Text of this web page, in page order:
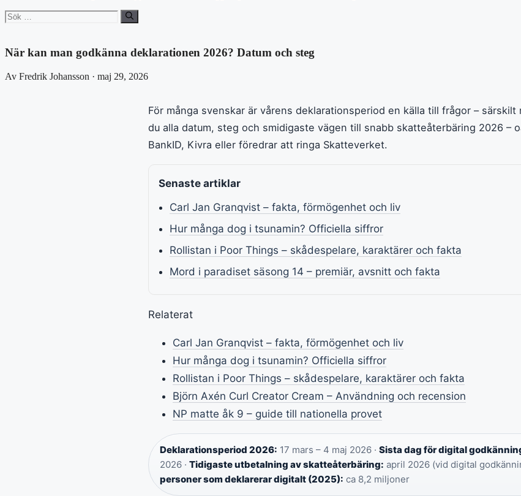
Sök
efter:
När kan man godkänna deklarationen 2026? Datum och steg
Av Fredrik Johansson · maj 29, 2026
För många svenskar är vårens deklarationsperiod en källa till frågor –
du alla datum, steg och smidigaste vägen till snabb skatteåterbäring 2026 –
BankID, Kivra eller föredrar att ringa Skatteverket.
Senaste artiklar
Carl Jan Granqvist – fakta, förmögenhet och liv
Hur många dog i tsunamin? Officiella siffror
Rollistan i Poor Things – skådespelare, karaktärer och fakta
Mord i paradiset säsong 14 – premiär, avsnitt och fakta
Relaterat
Carl Jan Granqvist – fakta, förmögenhet och liv
Hur många dog i tsunamin? Officiella siffror
Rollistan i Poor Things – skådespelare, karaktärer och fakta
Björn Axén Curl Creator Cream – Användning och recension
NP matte åk 9 – guide till nationella provet
Deklarationsperiod 2026: 17 mars – 4 maj 2026 · Sista dag för digital
2026 · Tidigaste utbetalning av skatteåterbäring: april 2026 (vid digital
personer som deklarerar digitalt (2025): ca 8,2 miljoner